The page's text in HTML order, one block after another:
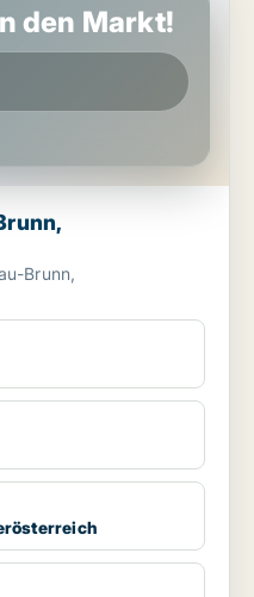
den Markt!
Brunn,